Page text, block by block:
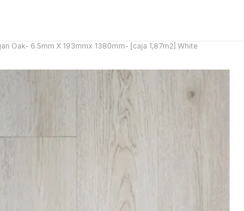
Oak- 6.5mm X 193mmx 1380mm- [caja 1,87m2] White